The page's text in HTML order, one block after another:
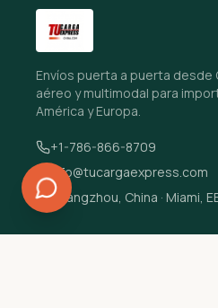
Envíos puerta a puerta desde
aéreo y multimodal para
América y Europa.
+1-786-866-8709
info@tucargaexpress.com
Guangzhou, China · Miami,